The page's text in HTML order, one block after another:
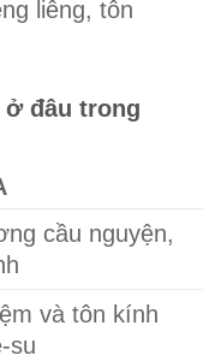
liêng, tôn
đâu trong
cầu nguyện,
và tôn kính
su